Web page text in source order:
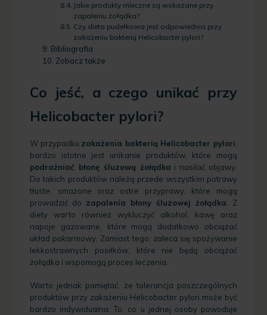
Jakie produkty mleczne są wskazane przy
zapaleniu żołądka?
Czy dieta pudełkowa jest odpowiednia przy
zakażeniu bakterią Helicobacter pylori?
Bibliografia
Zobacz także
Co jeść, a czego unikać przy
Helicobacter pylori?
W przypadku zakażenia bakterią Helicobacter pylori,
bardzo istotne jest unikanie produktów, które mogą
podrażniać błonę śluzową żołądka i nasilać objawy.
Do takich produktów należą przede wszystkim potrawy
tłuste, smażone oraz ostre przyprawy, które mogą
prowadzić do zapalenia błony śluzowej żołądka. Z
diety warto również wykluczyć alkohol, kawę oraz
napoje gazowane, które mogą dodatkowo obciążać
układ pokarmowy. Zamiast tego, zaleca się spożywanie
lekkostrawnych posiłków, które nie będą obciążać
żołądka i wspomogą proces leczenia.
Warto jednak pamiętać, że tolerancja poszczególnych
produktów przy zakażeniu Helicobacter pylori może być
bardzo indywidualna. To, co u jednej osoby powoduje